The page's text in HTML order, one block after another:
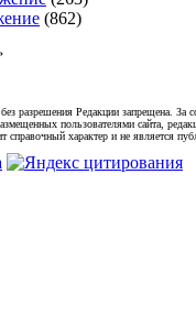
(862)
разрешения Редакции запрещена. За
пользователями сайта,
справочный характер и не является